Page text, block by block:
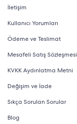
İletişim
Kullanıcı Yorumları
Ödeme ve Teslimat
Mesafeli Satış Sözleşmesi
KVKK Aydınlatma Metni
Değişim ve İade
Sıkça Sorulan Sorular
Blog